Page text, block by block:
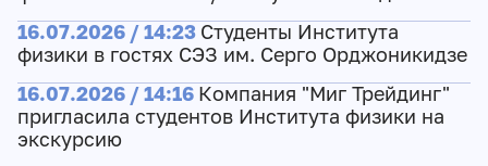
16.07.2026 / 14:23 Студенты Института
физики в гостях СЭЗ им. Серго Орджоникидзе
16.07.2026 / 14:16 Компания "Миг Трейдинг"
пригласила студентов Института физики на
экскурсию